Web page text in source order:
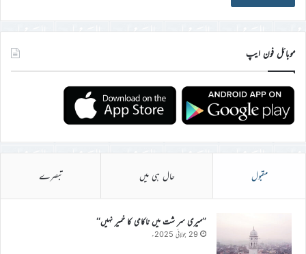
موبائل فون ایپ
مقبول حال ہی میں تبصرے
’’میری سر شت میں ناکامی کا خمیر نہیں‘‘
29 جولائی 2025ء